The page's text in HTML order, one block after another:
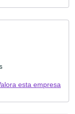
esta empresa